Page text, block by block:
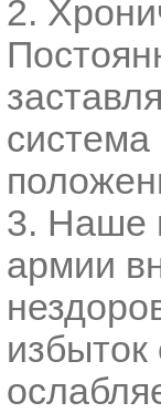
2.
3. Наше
армии
избыток